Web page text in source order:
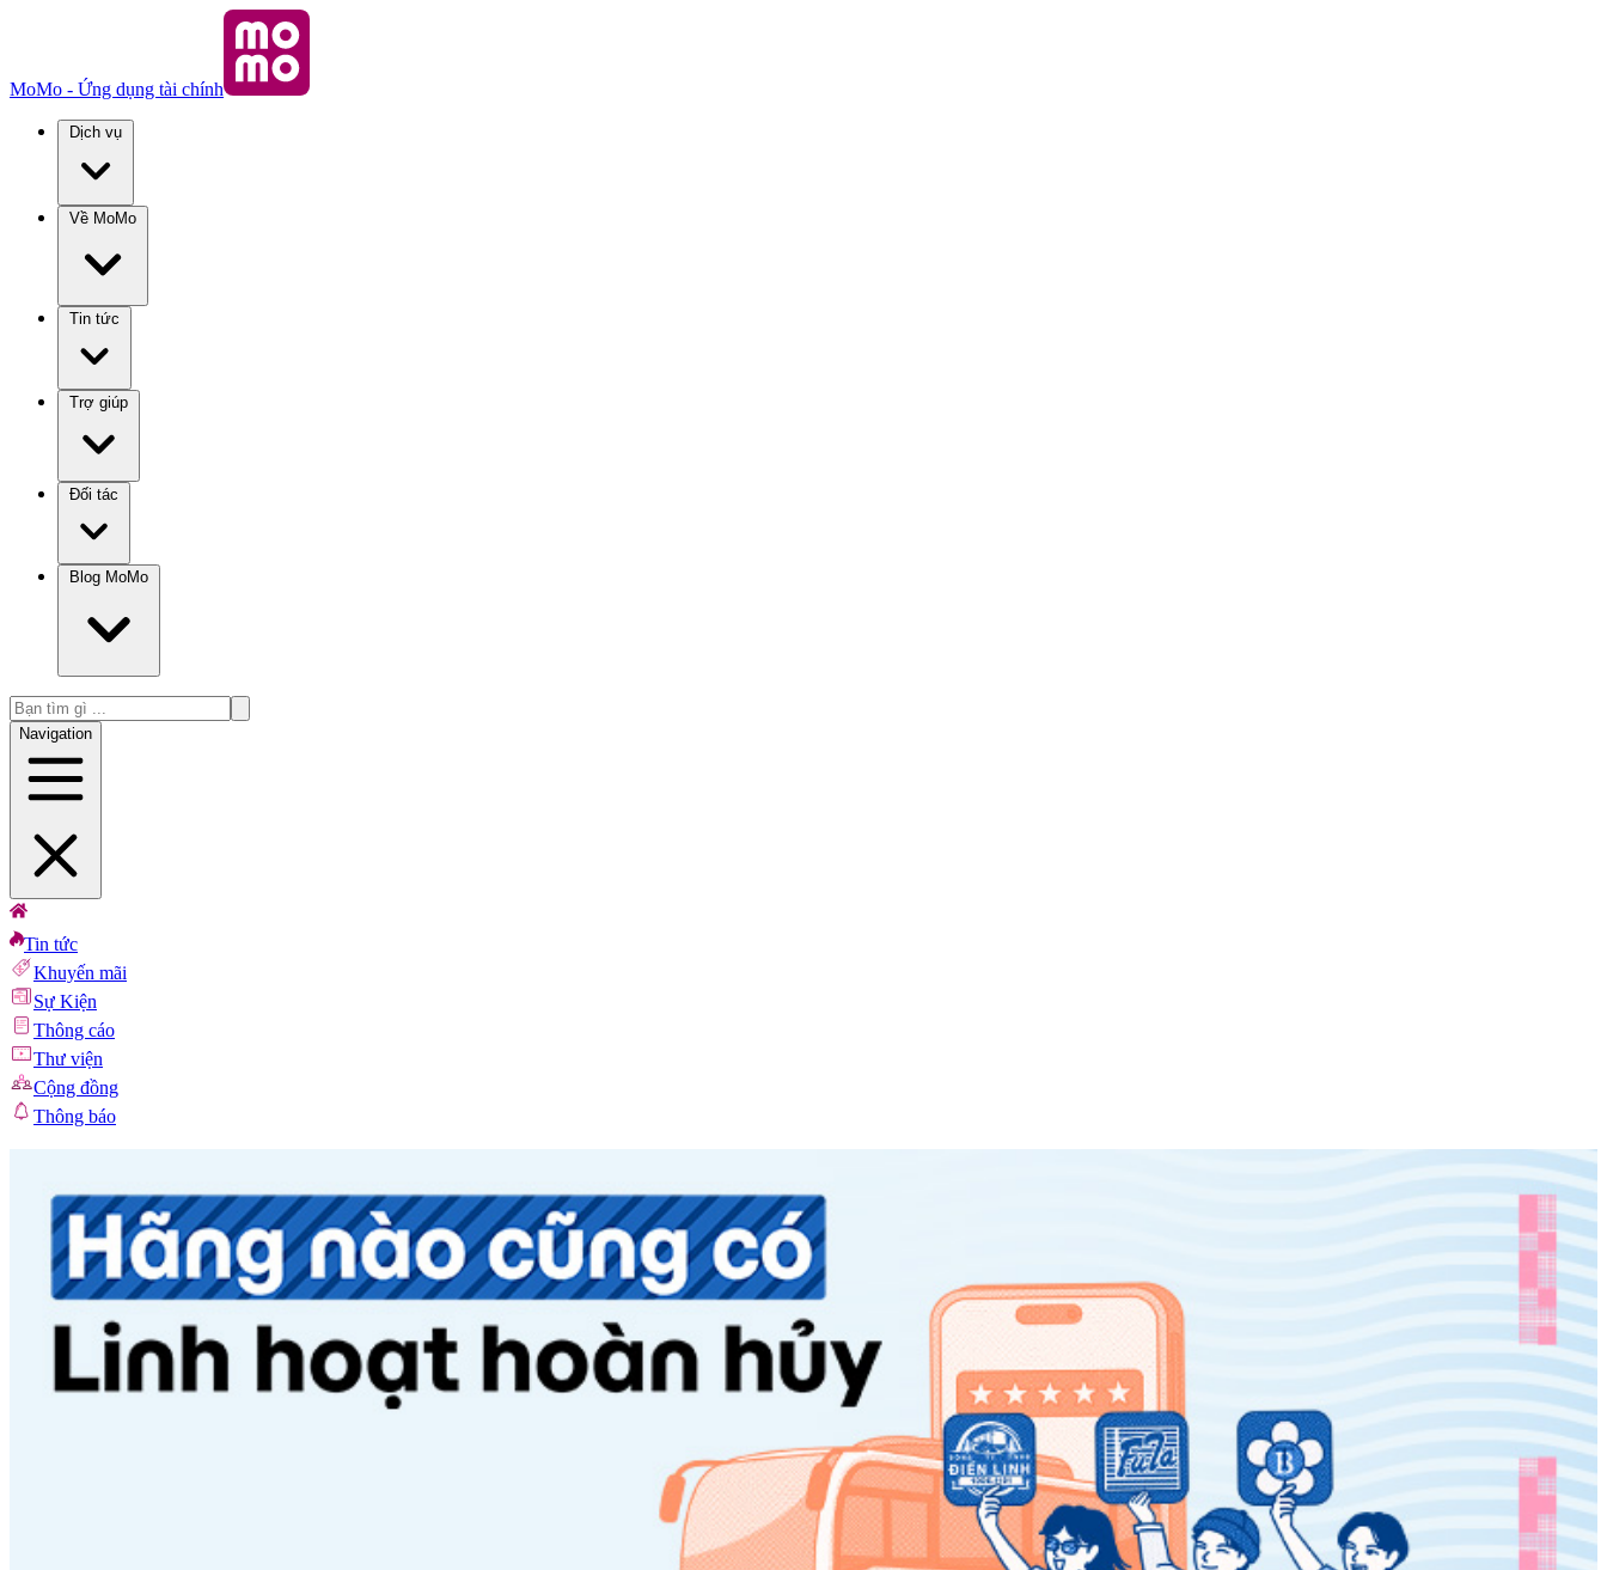
MoMo - Ứng dụng tài chính
Dịch vụ
Về MoMo
Tin tức
Trợ giúp
Đối tác
Blog MoMo
Navigation
Tin tức
Khuyến mãi
Sự Kiện
Thông cáo
Thư viện
Cộng đồng
Thông báo